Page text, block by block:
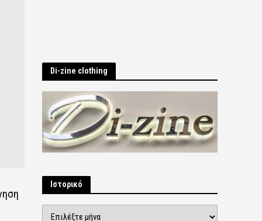
Di-zine clothing
Ιστορικό